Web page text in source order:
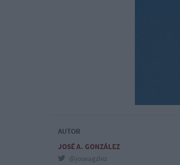
AUTOR
JOSÉ A. GONZÁLEZ
@joseagzlez